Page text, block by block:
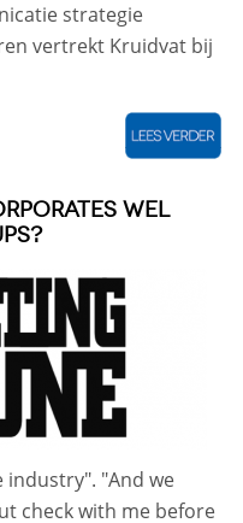
strategie
vertrekt Kruidvat bij
WEL
"And we
check with me before